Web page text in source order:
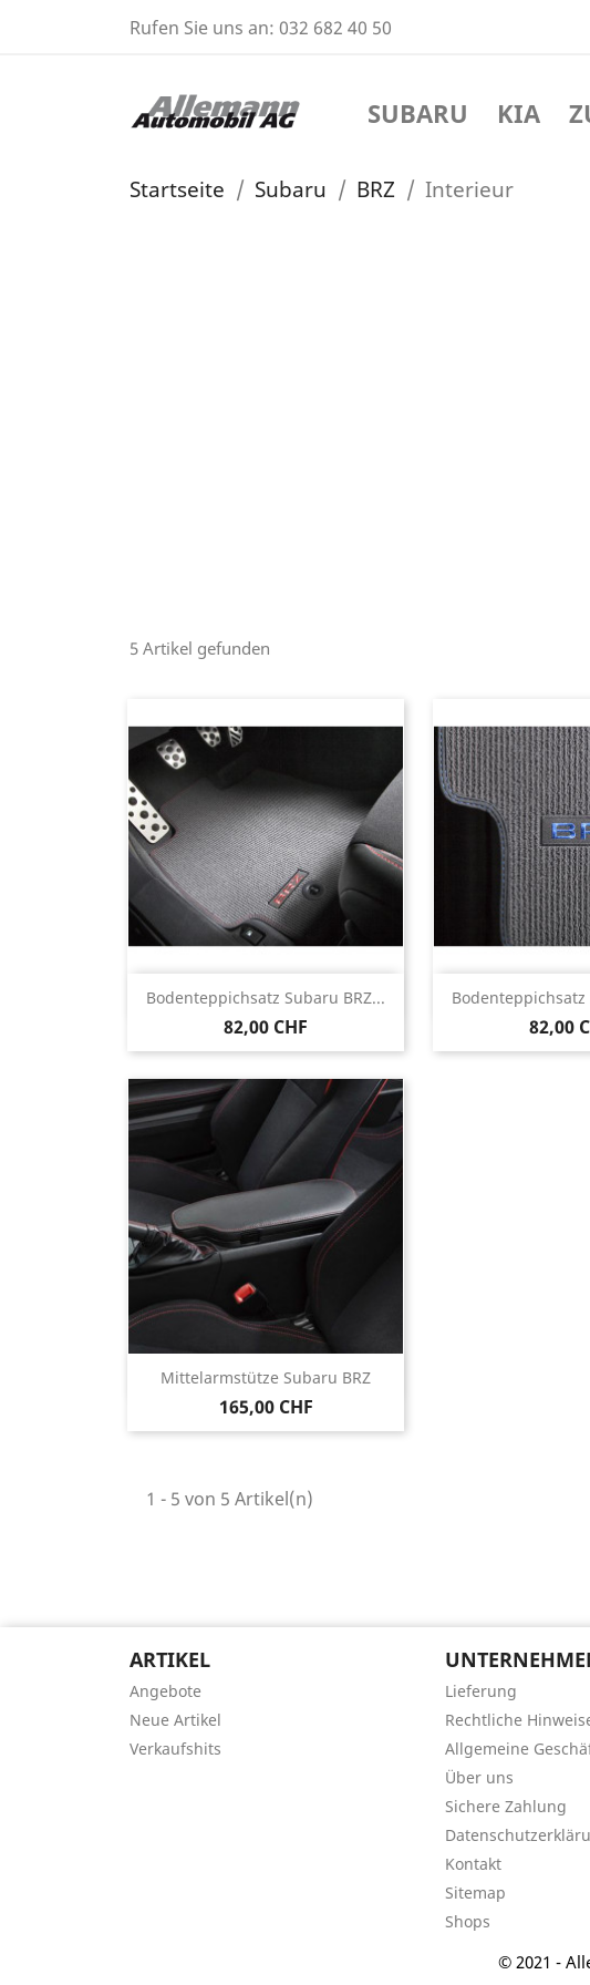
Rufen Sie uns an: 032 682 40 50
SUBARU KIA
Startseite Subaru BRZ Interieur
5 Artikel gefunden
Bodenteppichsatz Subaru BRZ...
82,00 CHF
Vorschau Bodenteppichsatz
82,00

Mittelarmstütze Subaru BRZ
165,00 CHF
Vorschau
1 - 5 von 5 Artikel(n)
ARTIKEL
Angebote
Neue Artikel
Verkaufshits
Lieferung
Rechtliche
Allgemeine
Über uns
Sichere Zahlung
Kontakt
Sitemap
Shops
© 2021 -